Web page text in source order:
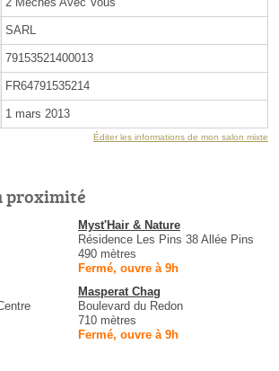
SARL
79153521400013
FR64791535214
1 mars 2013
Éditer les informations de mon salon mixte
proximité
Myst'Hair & Nature
Résidence Les Pins 38 Allée Pins
490 mètres
Fermé, ouvre à 9h
Masperat Chag
Boulevard du Redon
710 mètres
Fermé, ouvre à 9h